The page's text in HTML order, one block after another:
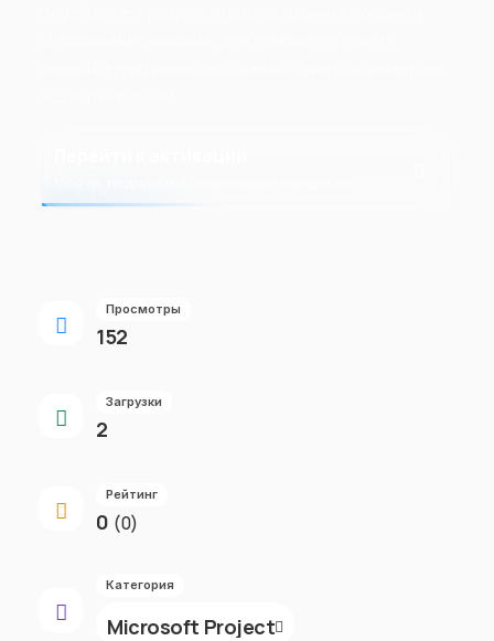
Просмотры
152
Загрузки
2
Рейтинг
0 (0)
Категория
Microsoft Project